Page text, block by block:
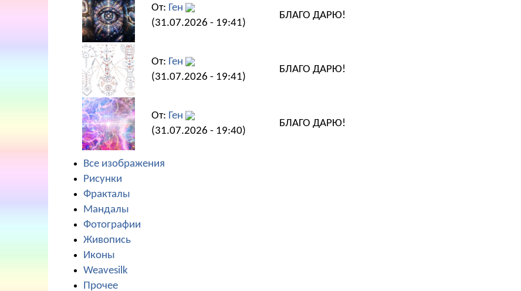
От: Ген
(31.07.2026 - 19:41)
БЛАГО ДАРЮ!
От: Ген
(31.07.2026 - 19:41)
БЛАГО ДАРЮ!
От: Ген
(31.07.2026 - 19:40)
БЛАГО ДАРЮ!
Все изображения
Рисунки
Фракталы
Мандалы
Фотографии
Живопись
Иконы
Weavesilk
Прочее